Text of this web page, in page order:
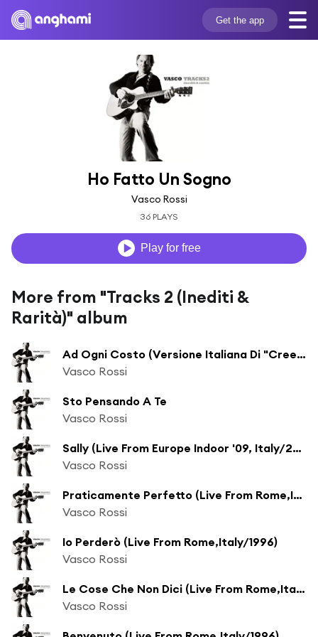
Get the app
Ho Fatto Un Sogno
Vasco Rossi
36 PLAYS
Play for free
More from "Tracks 2 (Inediti &
Rarità)" album
Ad Ogni Costo (Versione Italiana Di "Creep")
Vasco Rossi
Sto Pensando A Te
Vasco Rossi
Sally (Live From Europe Indoor '09, Italy/2009)
Vasco Rossi
Praticamente Perfetto (Live From Rome,Italy/1996)
Vasco Rossi
Io Perderò (Live From Rome,Italy/1996)
Vasco Rossi
Le Cose Che Non Dici (Live From Rome,Italy/1996)
Vasco Rossi